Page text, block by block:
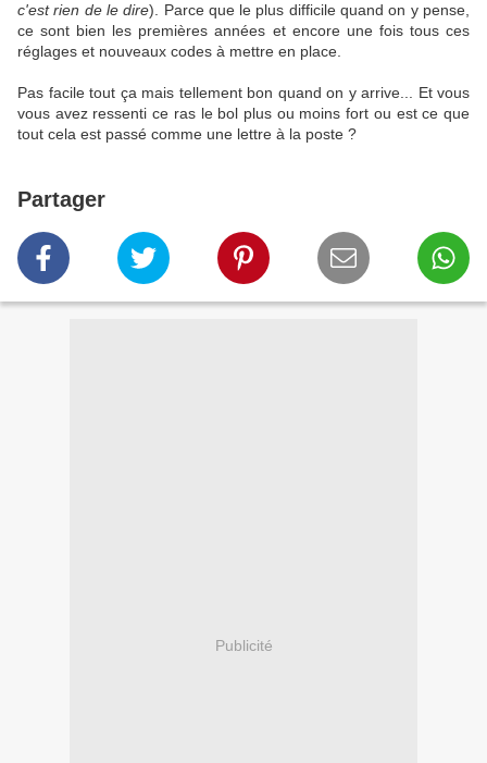
c'est rien de le dire). Parce que le plus difficile quand on y pense,
ce sont bien les premières années et encore une fois tous ces
réglages et nouveaux codes à mettre en place.
Pas facile tout ça mais tellement bon quand on y arrive... Et vous
vous avez ressenti ce ras le bol plus ou moins fort ou est ce que
tout cela est passé comme une lettre à la poste ?
Partager
Publicité